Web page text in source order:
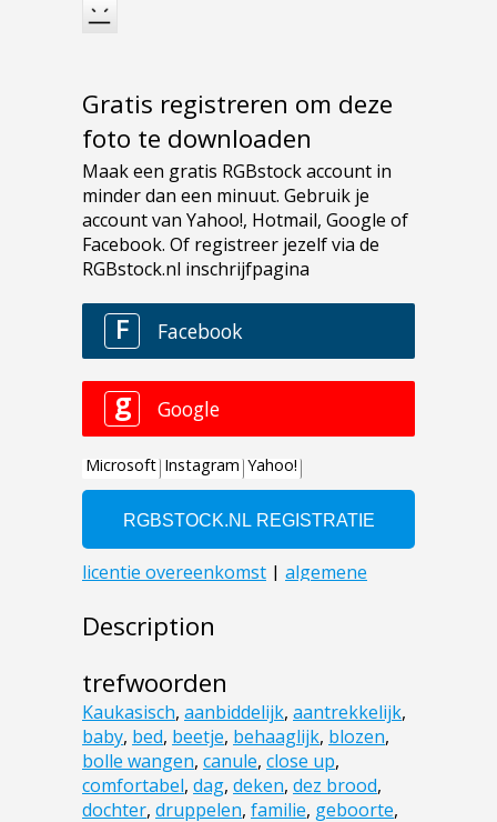
Gratis registreren om deze
foto te downloaden
Description
trefwoorden
Kaukasisch, aanbiddelijk, aantrekkelijk,
baby, bed, beetje, behaaglijk, blozen,
bolle wangen, canule, close up,
comfortabel, dag, deken, dez brood,
dochter, druppelen, familie, geboorte,